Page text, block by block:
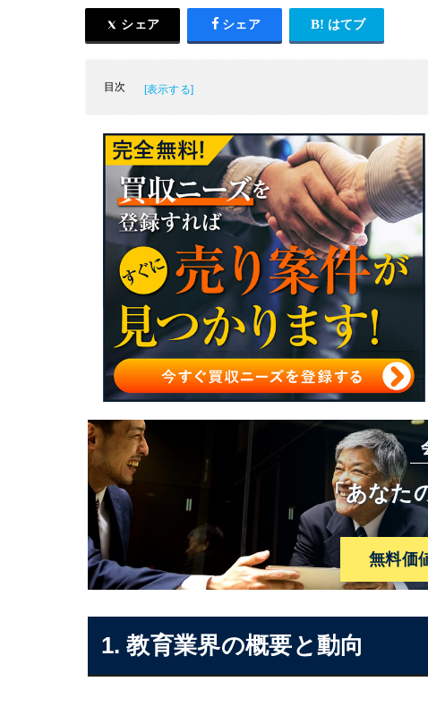
シェア シェア はてブ
目次
教育業界のM&A動向
教育会社をM&Aで売却するメリット
教育会社のM&A・買収・売却事例5選
教育会社のM&Aにおける成功のポイント
教育業界のM&A・事業譲渡まとめ
「あなた
無料価
1. 教育業界の概要と動向